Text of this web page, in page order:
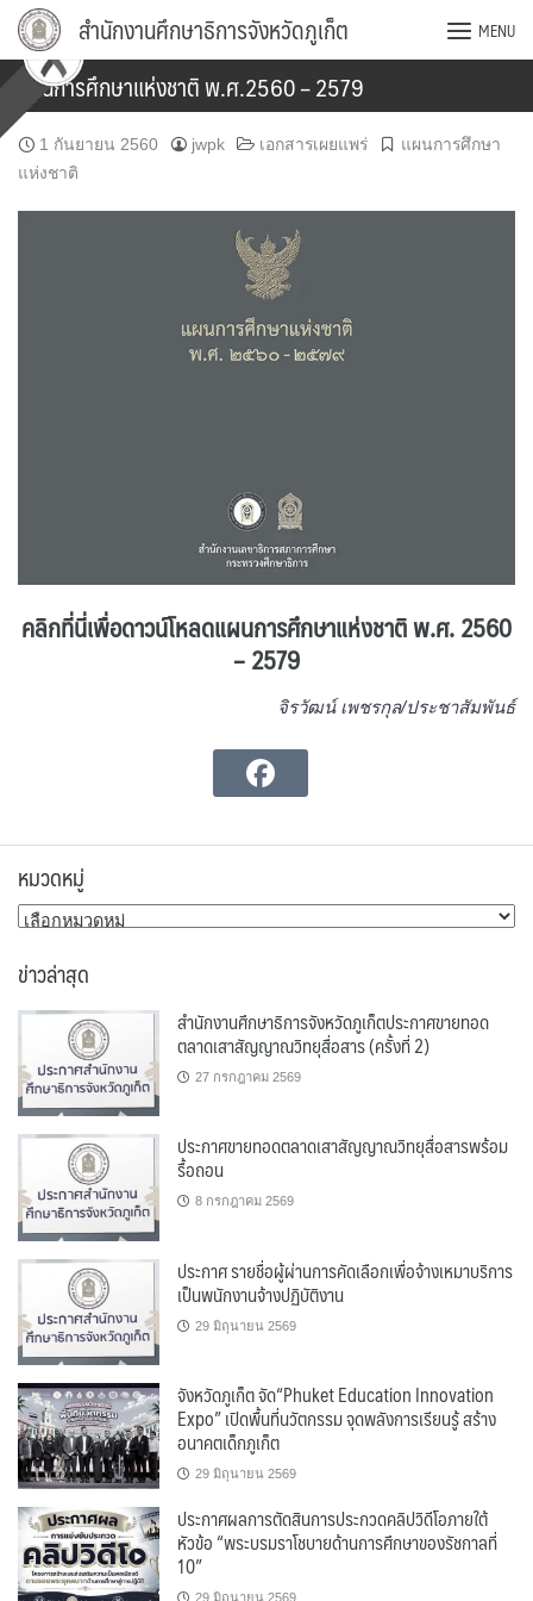
Skip
content
สำนักงานศึกษาธิการจังหวัดภูเก็ต MENU
แผนการศึกษาแห่งชาติ พ.ศ.2560 – 2579
1 กันยายน 2560 jwpk เอกสารเผยแพร่
แผนการศึกษา
แห่งชาติ
คลิกที่นี่เพื่อดาวน์โหลดแผนการศึกษาแห่งชาติ พ.ศ. 2560
– 2579
จิรวัฒน์ เพชรกุล/ประชาสัมพันธ์
หมวดหมู่
หมวด
ข่าวล่าสุด
สำนักงานศึกษาธิการจังหวัดภูเก็ตประกาศขายทอด
ตลาดเสาสัญญาณวิทยุสื่อสาร (ครั้งที่ 2)
27 กรกฎาคม 2569
ประกาศขายทอดตลาดเสาสัญญาณวิทยุสื่อสารพร้อม
รื้อถอน
8 กรกฎาคม 2569
ประกาศ รายชื่อผู้ผ่านการคัดเลือกเพื่อจ้างเหมาบริการ
เป็นพนักงานจ้างปฏิบัติงาน
29 มิถุนายน 2569
จังหวัดภูเก็ต จัด“Phuket Education Innovation
Expo” เปิดพื้นที่นวัตกรรม จุดพลังการเรียนรู้ สร้าง
อนาคตเด็กภูเก็ต
29 มิถุนายน 2569
ประกาศผลการตัดสินการประกวดคลิปวิดีโอภายใต้
หัวข้อ “พระบรมราโชบายด้านการศึกษาของรัชกาลที่
10”
29 มิถุนายน 2569